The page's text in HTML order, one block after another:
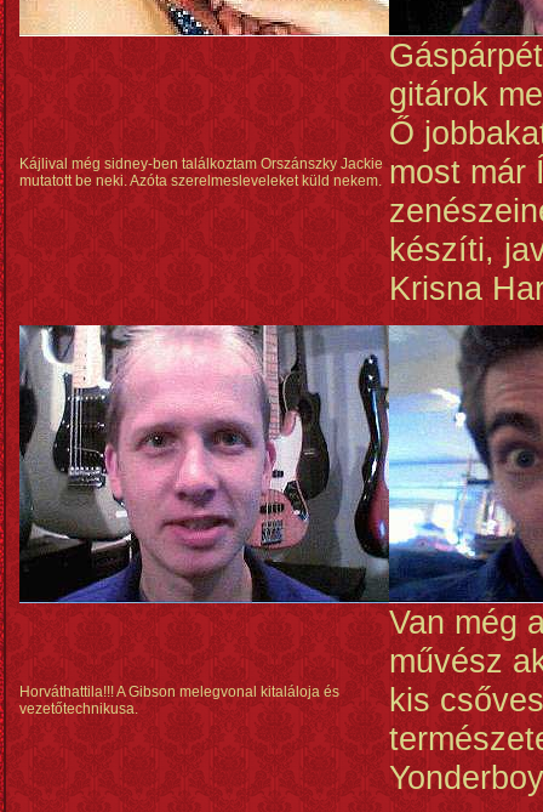
Kájlival még sidney-ben találkoztam Orszánszky Jackie
mutatott be neki. Azóta szerelmesleveleket küld nekem.
gitárok
Ő
most már
készíti,
Krisna
Horváthattila!!! A Gibson melegvonal kitaláloja és
vezetőtechnikusa.
Van még
művész
kis
Yonderboy